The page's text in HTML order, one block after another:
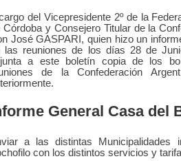
del Vicepresidente 2º de la
Córdoba y Consejero Titular de la
José GASPARI, quien hizo un
las reuniones de los días 28 de
a este boletín copia de los
de la Confederación
General Casa del
a las distintas Municipalidades
con los distintos servicios y